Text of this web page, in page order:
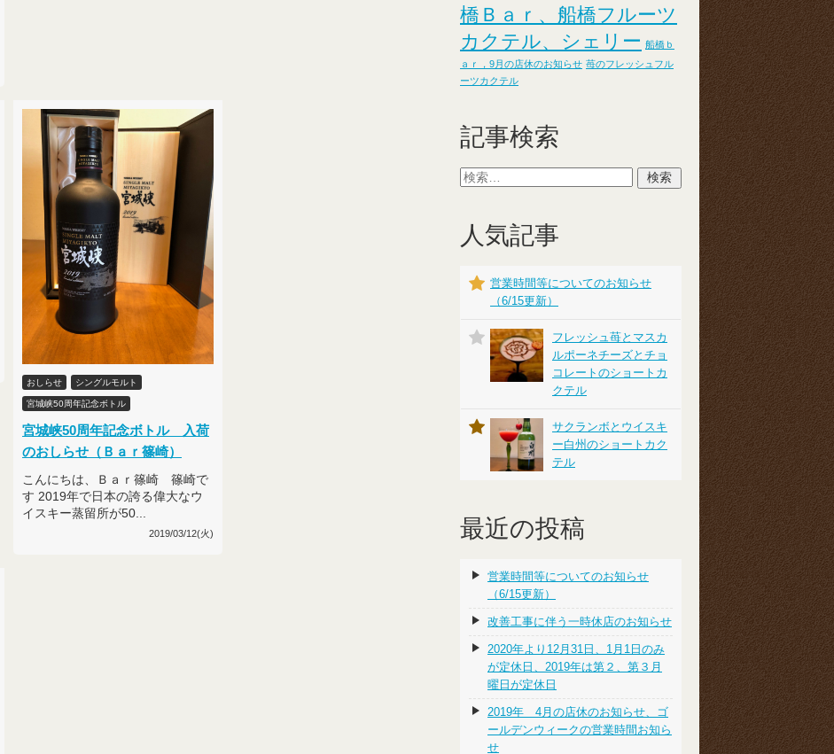
おしらせ シングルモルト
宮城峡50周年記念ボトル
宮城峡50周年記念ボトル 入荷
のおしらせ（Ｂａｒ篠崎）
こんにちは、Ｂａｒ篠崎 篠崎で
す 2019年で日本の誇る偉大なウ
イスキー蒸留所が50...
2019/03/12(火)
橋Ｂａｒ、船橋フルーツ
カクテル、シェリー 船橋ｂ
ａｒ，9月の店休のお知らせ 苺のフレッシュフル
ーツカクテル
記事検索
人気記事
営業時間等についてのお知らせ
（6/15更新）
フレッシュ苺とマスカ
ルポーネチーズとチョ
コレートのショートカ
クテル
サクランボとウイスキ
ー白州のショートカク
テル
最近の投稿
営業時間等についてのお知らせ
（6/15更新）
改善工事に伴う一時休店のお知らせ
2020年より12月31日、1月1日のみ
が定休日、2019年は第２、第３月
曜日が定休日
2019年 4月の店休のお知らせ、ゴ
ールデンウィークの営業時間お知ら
せ